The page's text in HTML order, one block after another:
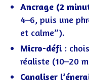
Ancrage (2
4–6, puis une
et calme”).
Micro-défi :
réaliste (10–20
Canaliser